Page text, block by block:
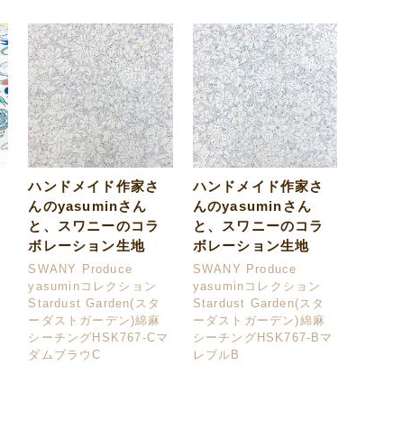
ハンドメイド作家さ
んのyasuminさん
と、スワニーのコラ
ボレーション生地
SWANY Produce
yasuminコレクション
Stardust Garden(スタ
ーダストガーデン)綿麻
シーチングHSK767-Cマ
ダムブラウC
ハンドメイド作家さ
んのyasuminさん
と、スワニーのコラ
ボレーション生地
SWANY Produce
yasuminコレクション
Stardust Garden(スタ
ーダストガーデン)綿麻
シーチングHSK767-Bマ
レブルB